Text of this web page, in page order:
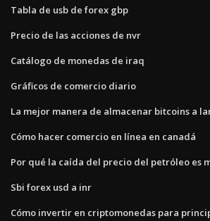
Tabla de usb de forex gbp
Precio de las acciones de nvr
Catálogo de monedas de iraq
Gráficos de comercio diario
La mejor manera de almacenar bitcoins a
Cómo hacer comercio en línea en canadá
Por qué la caída del precio del petróleo es
Sbi forex usd a inr
Cómo invertir en criptomonedas para